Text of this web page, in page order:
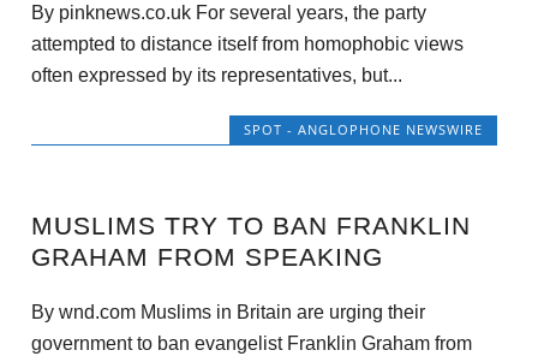
By pinknews.co.uk For several years, the party
attempted to distance itself from homophobic views
often expressed by its representatives, but...
SPOT - ANGLOPHONE NEWSWIRE
MUSLIMS TRY TO BAN FRANKLIN
GRAHAM FROM SPEAKING
By wnd.com Muslims in Britain are urging their
government to ban evangelist Franklin Graham from